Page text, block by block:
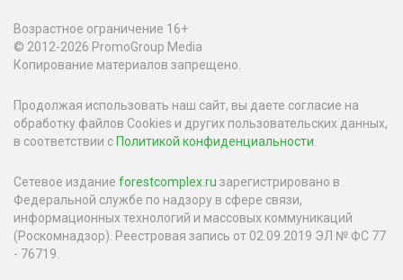
Возрастное ограничение 16+
© 2012-2026 PromoGroup Media
Копирование материалов запрещено.
Продолжая использовать наш сайт, вы даете согласие на
обработку файлов Cookies и других пользовательских данных,
в соответствии с Политикой конфиденциальности
Сетевое издание forestcomplex.ru зарегистрировано в
Федеральной службе по надзору в сфере связи,
информационных технологий и массовых коммуникаций
(Роскомнадзор). Реестровая запись от 02.09.2019 ЭЛ № ФС 77
- 76719.